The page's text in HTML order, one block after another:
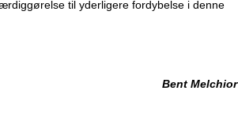
til yderligere fordybelse i denne
Bent Melchior